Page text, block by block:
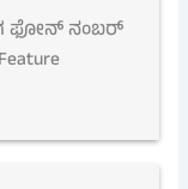
ಫೋನ್ ನಂಬರ್